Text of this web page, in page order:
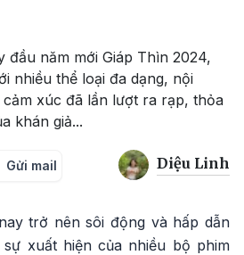
đầu năm mới Giáp Thìn 2024,
nhiều thể loại đa dạng, nội
xúc đã lần lượt ra rạp, thỏa
khán giả...
Gửi mail Diệu Linh
trở nên sôi động và hấp dẫn
xuất hiện của nhiều bộ phim